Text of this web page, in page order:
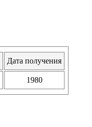
Дата получения
1980